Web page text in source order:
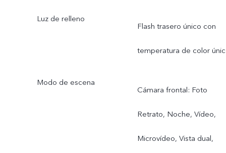
120° y 8 MP: admite
enfoque fijo (FF), f/2.2;
Luz de relleno
Flash trasero único con
temperatura de color
Modo de escena
Cámara frontal: Foto
Retrato, Noche, Vídeo,
Microvídeo, Vista dual,